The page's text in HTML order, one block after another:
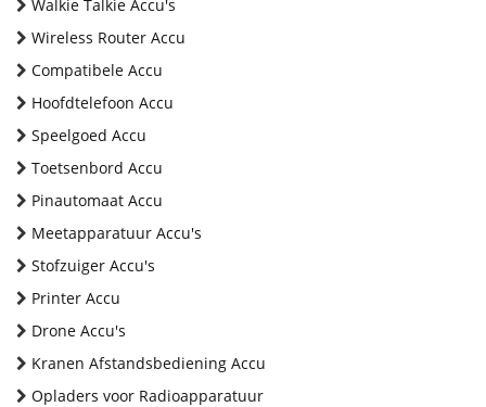
Walkie Talkie Accu's
Wireless Router Accu
Compatibele Accu
Hoofdtelefoon Accu
Speelgoed Accu
Toetsenbord Accu
Pinautomaat Accu
Meetapparatuur Accu's
Stofzuiger Accu's
Printer Accu
Drone Accu's
Kranen Afstandsbediening Accu
Opladers voor Radioapparatuur